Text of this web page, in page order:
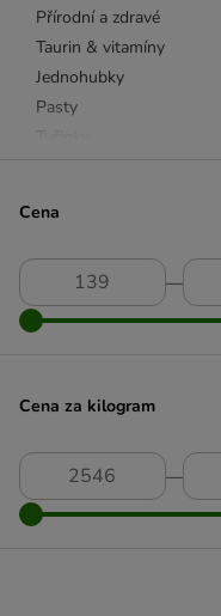
Přírodní a zdravé
Taurin & vitamíny
Jednohubky
Pasty
Drůbeží
Sýrové & mléčné
bosch Sanabelle
Catessy
Catit
Concept for Life
Cena
―
Cena za kilogram
―